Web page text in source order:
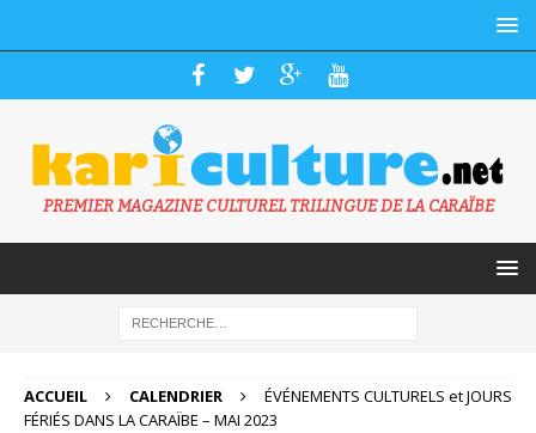
PREMIER MAGAZINE CULTUREL TRILINGUE DE LA CARAÏBE
ACCUEIL CALENDRIER
ÉVÉNEMENTS CULTURELS et JOURS
FÉRIÉS DANS LA CARAÏBE – MAI 2023